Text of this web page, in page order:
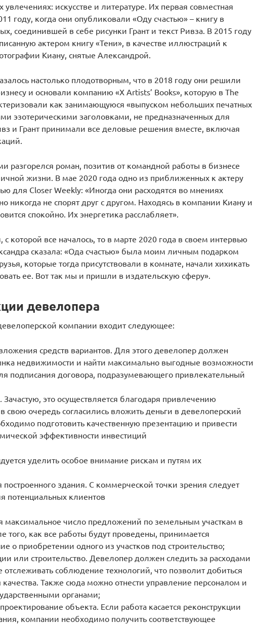
искусстве и литературе. Их первая совместная
году, когда они опубликовали «Оду счастью» – книгу в
соединившей в себе рисунки Грант и текст Ривза. В 2015 году
актером книгу «Тени», в качестве иллюстраций к
Киану, снятые Александрой.
настолько плодотворным, что в 2018 году они решили
и основали компанию «X Artists’ Books», которую в The
как занимающуюся «выпуском небольших печатных
эзотерическими заголовками, не предназначенных для
и Грант принимали все деловые решения вместе, включая
разгорелся роман, позитив от командной работы в бизнесе
жизни. В мае 2020 года одно из приближенных к актеру
для Closer Weekly: «Иногда они расходятся во мнениях
никогда не спорят друг с другом. Находясь в компании Киану и
спокойно. Их энергетика расслабляет».
с которой все началось, то в марте 2020 года в своем интервью
сказала: «Ода счастью» была моим личным подарком
которые тогда присутствовали в комнате, начали хихикать
ее. Вот так мы и пришли в издательскую сферу».
девелопера
компании входит следующее:
средств вариантов. Для этого девелопер должен
недвижимости и найти максимально выгодные возможности
подписания договора, подразумевающего привлекательный
это осуществляется благодаря привлечению
свою очередь согласились вложить деньги в девелоперский
подготовить качественную презентацию и привести
эффективности инвестиций
уделить особое внимание рискам и путям их
здания. С коммерческой точки зрения следует
потенциальных клиентов
максимальное число предложений по земельным участкам в
того, как все работы будут проведены, принимается
о приобретении одного из участков под строительство;
или строительство. Девелопер должен следить за расходами
отслеживать соблюдение технологий, что позволит добиться
Также сюда можно отнести управление персоналом и
органами;
объекта. Если работа касается реконструкции
компании необходимо получить соответствующее